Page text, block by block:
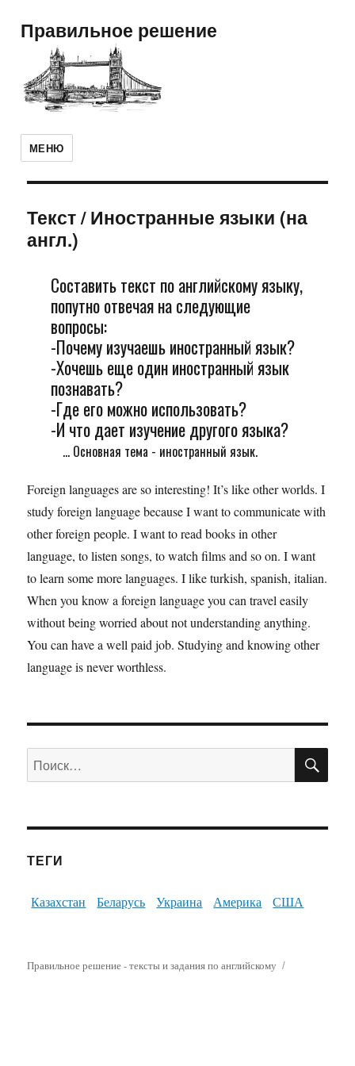
Правильное решение
МЕНЮ
Текст/Иностранные языки (на
англ.)
Составить текст по английскому языку,
попутно отвечая на следующие
вопросы:
-Почему изучаешь иностранный язык?
-Хочешь еще один иностранный язык
познавать?
-Где его можно использовать?
-И что дает изучение другого языка?
... Основная тема - иностранный язык.
Foreign languages are so interesting! It’s like other worlds. I
study foreign language because I want to communicate with
other foreign people. I want to read books in other
language, to listen songs, to watch films and so on. I want
to learn some more languages. I like turkish, spanish, italian.
When you know a foreign language you can travel easily
without being worried about not understanding anything.
You can have a well paid job. Studying and knowing other
language is never worthless.
Искать:
ТЕГИ
Казахстан Беларусь Украина Америка США
Правильное решение - тексты и задания по английскому